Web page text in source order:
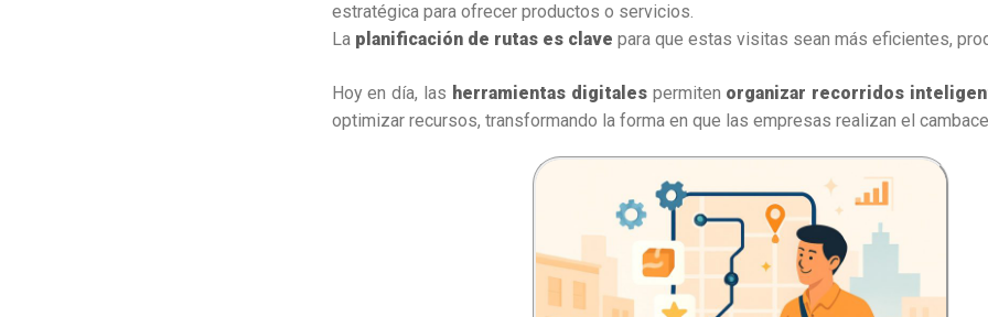
estratégica para ofrecer productos o servicios.
La planificación de rutas es clave para que estas visitas sean más eficientes,
Hoy en día, las herramientas digitalespermiten organizar recorridos
optimizar recursos, transformando la forma en que las empresas realizan el